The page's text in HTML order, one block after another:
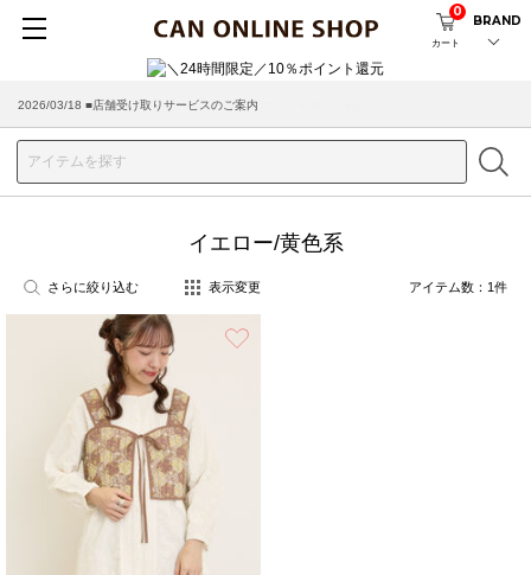
カート
0
BRAND
2026/08/04 ■8/13(木)AM2:00～サイトメンテナンス実施のお知らせ
2026/03/18 ■店舗受け取りサービスのご案内
イエロー/黄色系
さらに絞り込む 表示変更 アイテム数： 1件